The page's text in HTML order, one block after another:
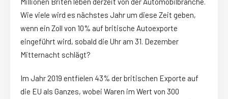
Wie viele wird es nächstes Jahr um diese Zeit geben,
wenn ein Zoll von 10% auf britische Autoexporte
eingeführt wird, sobald die Uhr am 31. Dezember
Mitternacht schlägt?
Im Jahr 2019 entfielen 43% der britischen Exporte auf
die EU als Ganzes, wobei Waren im Wert von 300